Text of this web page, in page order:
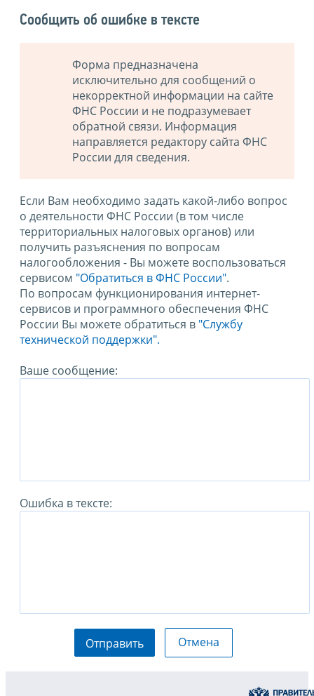
Сообщить об ошибке в тексте
Форма предназначена
исключительно для сообщений о
некорректной информации на сайте
ФНС России и не подразумевает
обратной связи. Информация
направляется редактору сайта ФНС
России для сведения.
Если Вам необходимо задать какой-либо вопрос
о деятельности ФНС России (в том числе
территориальных налоговых органов) или
получить разъяснения по вопросам
налогообложения - Вы можете воспользоваться
сервисом "Обратиться в ФНС России".
По вопросам функционирования интернет-
сервисов и программного обеспечения ФНС
России Вы можете обратиться в "Службу
технической поддержки".
Ваше сообщение:
Ошибка в тексте:
Отправить Отмена